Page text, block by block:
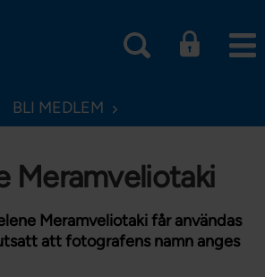
BLI MEDLEM
Meramveliotaki
Meramveliotaki får användas
att fotografens namn anges